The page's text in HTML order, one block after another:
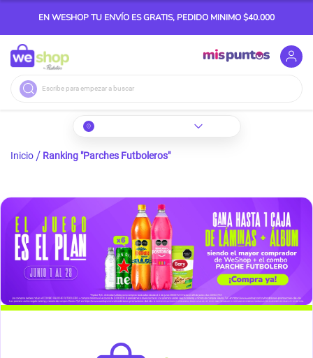
EN WESHOP TU ENVÍO ES GRATIS, PEDIDO MINIMO $40.000
Buscar
Inicio Ranking "Parches Futboleros"